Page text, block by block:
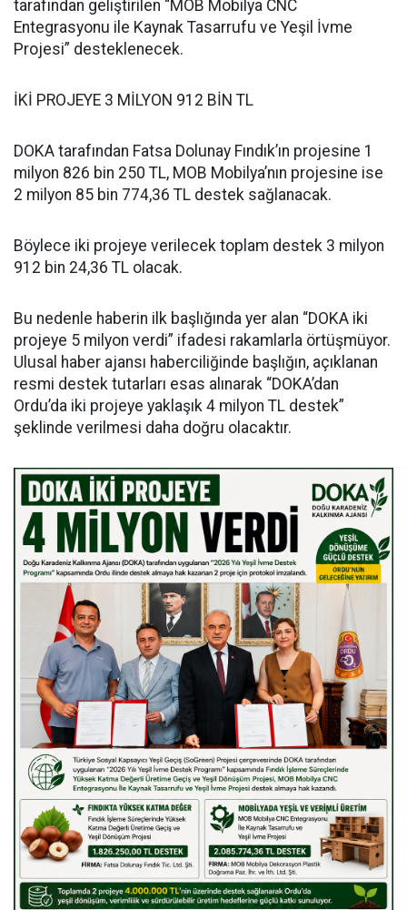
tarafından geliştirilen “MOB Mobilya CNC
Entegrasyonu ile Kaynak Tasarrufu ve Yeşil İvme
Projesi” desteklenecek.
İKİ PROJEYE 3 MİLYON 912 BİN TL
DOKA tarafından Fatsa Dolunay Fındık’ın projesine 1
milyon 826 bin 250 TL, MOB Mobilya’nın projesine ise
2 milyon 85 bin 774,36 TL destek sağlanacak.
Böylece iki projeye verilecek toplam destek 3 milyon
912 bin 24,36 TL olacak.
Bu nedenle haberin ilk başlığında yer alan “DOKA iki
projeye 5 milyon verdi” ifadesi rakamlarla örtüşmüyor.
Ulusal haber ajansı haberciliğinde başlığın, açıklanan
resmi destek tutarları esas alınarak “DOKA’dan
Ordu’da iki projeye yaklaşık 4 milyon TL destek”
şeklinde verilmesi daha doğru olacaktır.